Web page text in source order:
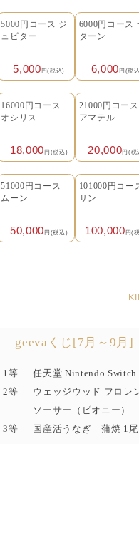
5000円コース ジ
ュピター
5,000円(税込)
6000円コース
ターン
6,000円(税
16000円コース
オシリス
18,000円(税込)
21000円コース
アマテル
20,000円(税
51000円コース
ムーン
50,000円(税込)
101000円コー
サン
100,000円(
geevaくじ[7月～9月]
1等
任天堂 Nintendo Switch
2等
ウェッジウッド フロレ
ソーサー（ピオニー）
3等
国産活うなぎ 蒲焼 1